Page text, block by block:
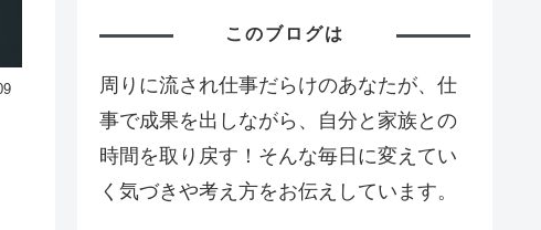
このブログは
周りに流され仕事だらけのあなたが、仕
事で成果を出しながら、自分と家族との
時間を取り戻す！そんな毎日に変えてい
く気づきや考え方をお伝えしています。